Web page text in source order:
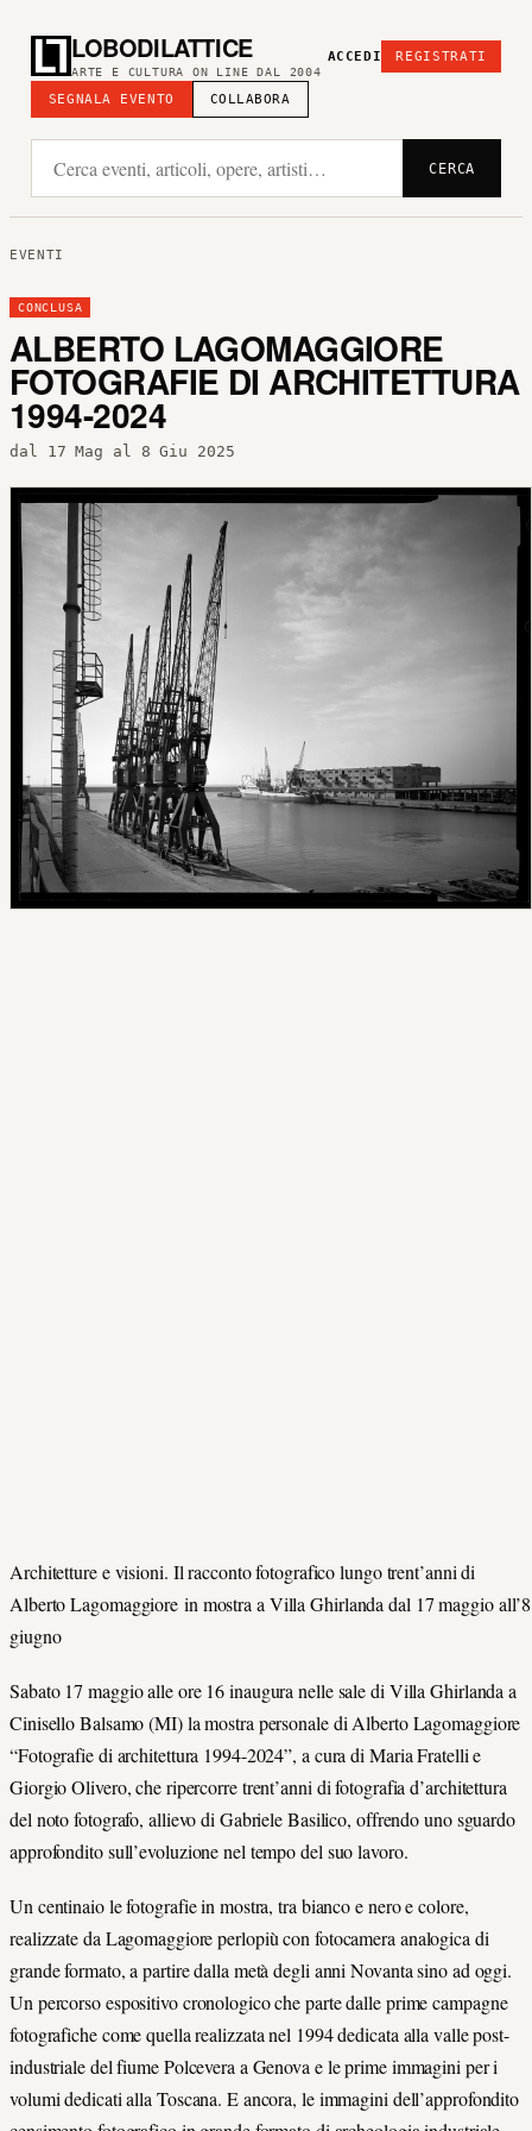
LOBODILATTICE
ARTE E CULTURA ON LINE DAL 2004
SEGNALA EVENTO COLLABORA
ACCEDI REGISTRATI
CERCA
EVENTI
CONCLUSA
ALBERTO LAGOMAGGIORE
FOTOGRAFIE DI ARCHITETTURA
1994-2024
dal 17 Mag al 8 Giu 2025
Architetture e visioni. Il racconto fotografico lungo trent’anni di
Alberto Lagomaggiore in mostra a Villa Ghirlanda dal 17 maggio all’8
giugno
Sabato 17 maggio alle ore 16 inaugura nelle sale di Villa Ghirlanda a
Cinisello Balsamo (MI) la mostra personale di Alberto Lagomaggiore
“Fotografie di architettura 1994-2024”, a cura di Maria Fratelli e
Giorgio Olivero, che ripercorre trent’anni di fotografia d’architettura
del noto fotografo, allievo di Gabriele Basilico, offrendo uno sguardo
approfondito sull’evoluzione nel tempo del suo lavoro.
Un centinaio le fotografie in mostra, tra bianco e nero e colore,
realizzate da Lagomaggiore perlopiù con fotocamera analogica di
grande formato, a partire dalla metà degli anni Novanta sino ad oggi.
Un percorso espositivo cronologico che parte dalle prime campagne
fotografiche come quella realizzata nel 1994 dedicata alla valle post-
industriale del fiume Polcevera a Genova e le prime immagini per i
volumi dedicati alla Toscana. E ancora, le immagini dell’approfondito